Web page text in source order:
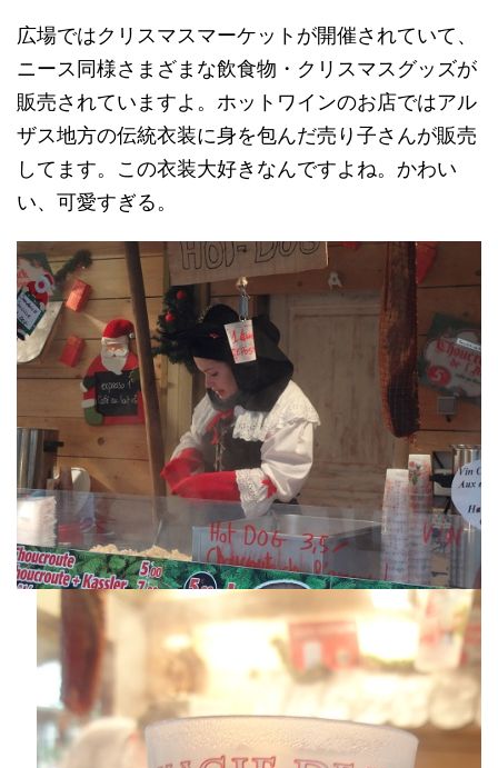
広場ではクリスマスマーケットが開催されていて、
ニース同様さまざまな飲食物・クリスマスグッズが
販売されていますよ。ホットワインのお店ではアル
ザス地方の伝統衣装に身を包んだ売り子さんが販売
してます。この衣装大好きなんですよね。かわい
い、可愛すぎる。